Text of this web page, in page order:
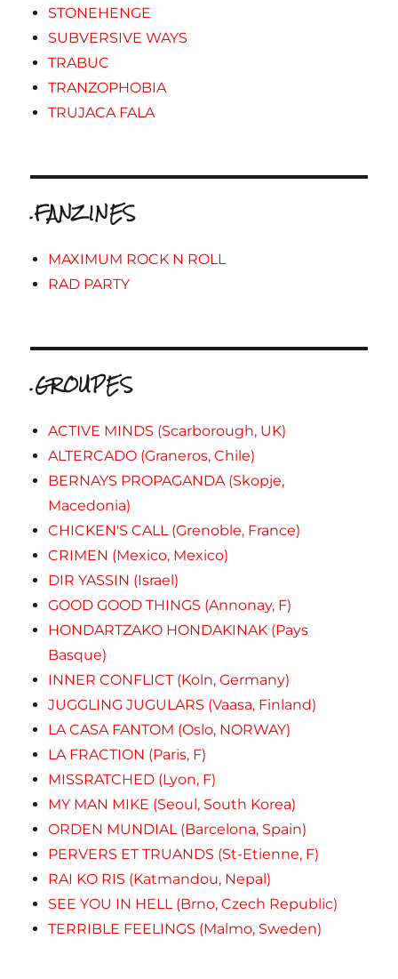
STONEHENGE
SUBVERSIVE WAYS
TRABUC
TRANZOPHOBIA
TRUJACA FALA
.FANZINES
MAXIMUM ROCK N ROLL
RAD PARTY
.GROUPES
ACTIVE MINDS (Scarborough, UK)
ALTERCADO (Graneros, Chile)
BERNAYS PROPAGANDA (Skopje,
Macedonia)
CHICKEN'S CALL (Grenoble, France)
CRIMEN (Mexico, Mexico)
DIR YASSIN (Israel)
GOOD GOOD THINGS (Annonay, F)
HONDARTZAKO HONDAKINAK (Pays
Basque)
INNER CONFLICT (Koln, Germany)
JUGGLING JUGULARS (Vaasa, Finland)
LA CASA FANTOM (Oslo, NORWAY)
LA FRACTION (Paris, F)
MISSRATCHED (Lyon, F)
MY MAN MIKE (Seoul, South Korea)
ORDEN MUNDIAL (Barcelona, Spain)
PERVERS ET TRUANDS (St-Etienne, F)
RAI KO RIS (Katmandou, Nepal)
SEE YOU IN HELL (Brno, Czech Republic)
TERRIBLE FEELINGS (Malmo, Sweden)